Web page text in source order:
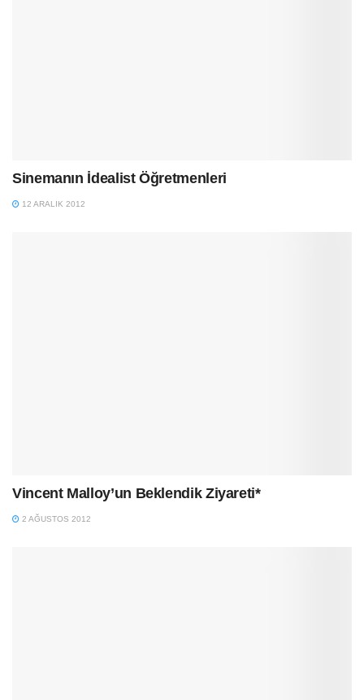
Sinemanın İdealist Öğretmenleri
12 ARALIK 2012
Vincent Malloy’un Beklendik Ziyareti*
2 AĞUSTOS 2012